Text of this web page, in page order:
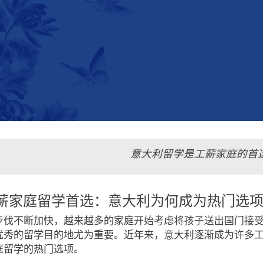
意大利留学是工薪家庭的首
家庭留学首选：意大利为何成为热门选
伐不断加快，越来越多的家庭开始考虑将孩子送出国门接
秀的留学目的地尤为重要。近年来，意大利逐渐成为许多
学的热门选项。